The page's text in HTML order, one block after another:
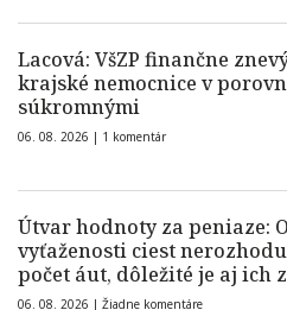
Lacová: VšZP finančne
krajské nemocnice v
súkromnými
06. 08. 2026 | 1 komentár
Útvar hodnoty za peniaze: O
vyťaženosti ciest
počet áut, dôležité je aj ich
06. 08. 2026 | Žiadne komentáre